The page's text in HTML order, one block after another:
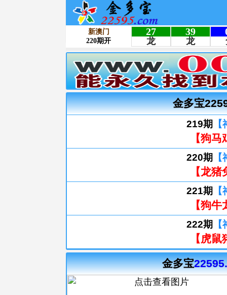
金多宝
219期
【狗
220期
【龙
221期
【狗
222期
【虎
金多宝